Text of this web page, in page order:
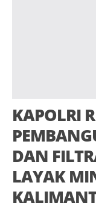
KAPOLRI
DAN
LAYAK